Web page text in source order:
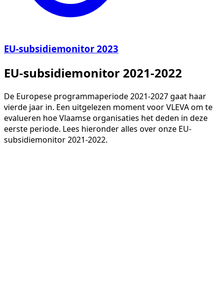
EU-subsidiemonitor 2023
EU-subsidiemonitor 2021-2022
De Europese programmaperiode 2021-2027 gaat haar
vierde jaar in. Een uitgelezen moment voor VLEVA om te
evalueren hoe Vlaamse organisaties het deden in deze
eerste periode. Lees hieronder alles over onze EU-
subsidiemonitor 2021-2022.